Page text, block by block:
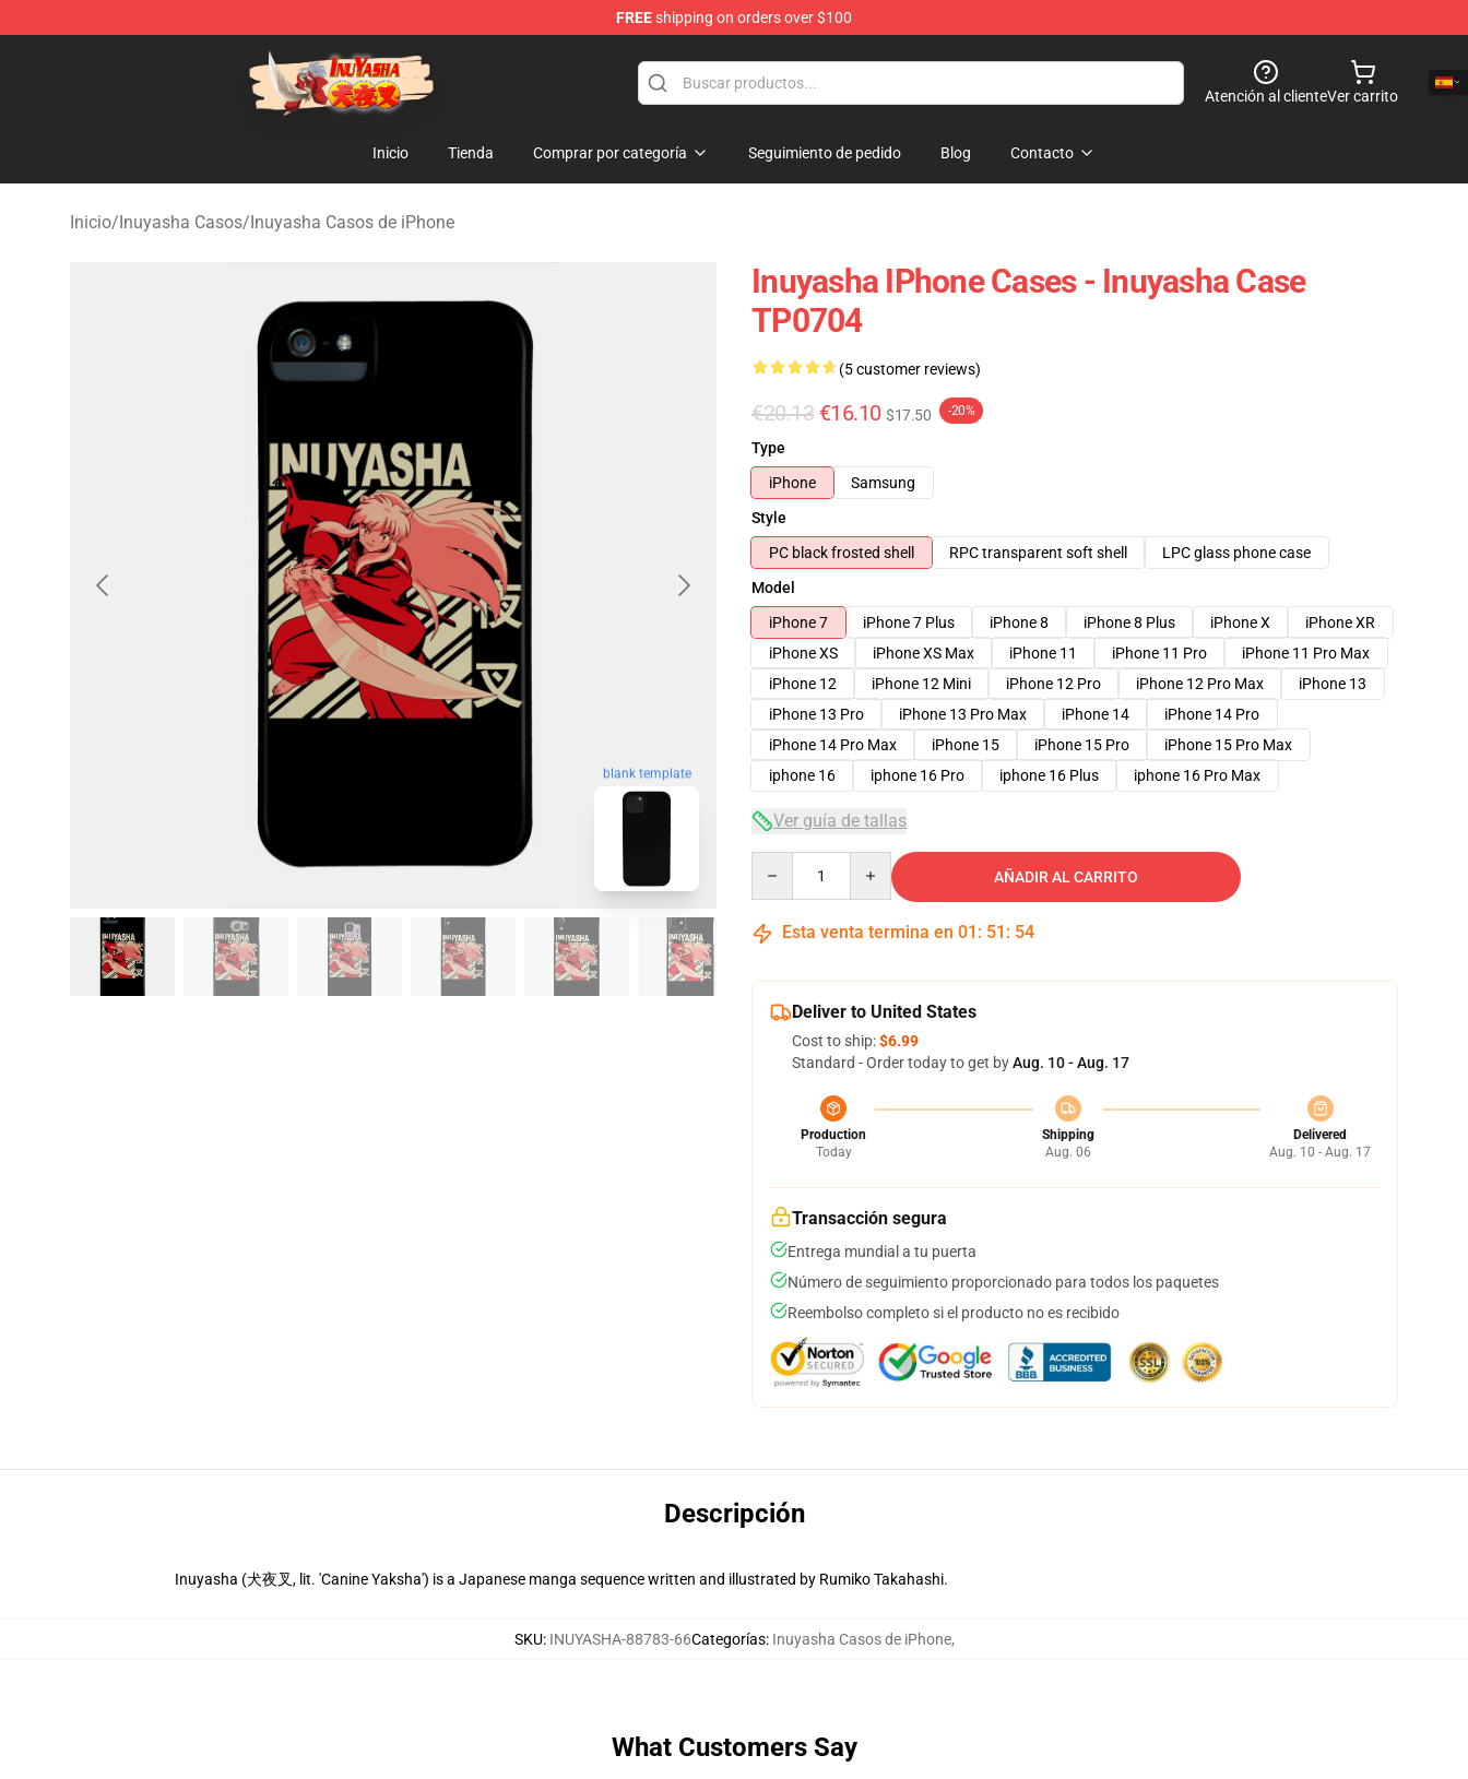
FREEshipping on orders over $100
Inuyasha Store - Official Inuyasha Merchandise Shop
Atención al clienteVer carrito
Inicio Tienda Comprar por categoría Seguimiento de pedido Blog Contacto
Inicio/Inuyasha Casos/Inuyasha Casos de iPhone
blank template
Inuyasha IPhone Cases - Inuyasha Case
TP0704
(5 customer reviews)
€20.13 €16.10 $17.50 -20%
Type
iPhone
Samsung
Style
PC black frosted shell
RPC transparent soft shell
LPC glass phone case
Model
iPhone 7
iPhone 7 Plus iPhone 8 iPhone 8 Plus iPhone X
iPhone XR
iPhone XS
iPhone XS Max iPhone 11 iPhone 11 Pro
iPhone 11 Pro Max
iPhone 12
iPhone 12 Mini iPhone 12 Pro iPhone 12 Pro Max
iPhone 13
iPhone 13 Pro
iPhone 13 Pro Max iPhone 14
iPhone 14 Pro
iPhone 14 Pro Max
iPhone 15 iPhone 15 Pro
iPhone 15 Pro Max
iphone 16
iphone 16 Pro iphone 16 Plus iphone 16 Pro Max
Ver guía de tallas
AÑADIR AL CARRITO
Esta venta termina en 01 : 51 : 53
Deliver to United States
Cost to ship:$6.99
Standard - Order today to get byAug. 10 - Aug. 17
Production
Today
Shipping
Aug. 06
Delivered
Aug. 10 - Aug. 17
Transacción segura
Entrega mundial a tu puerta
Número de seguimiento proporcionado para todos los paquetes
Reembolso completo si el producto no es recibido
Descripción
Inuyasha (犬夜叉, lit. 'Canine Yaksha') is a Japanese manga sequence written and illustrated by Rumiko Takahashi.
SKU: INUYASHA-88783-66Categorías: Inuyasha Casos de iPhone,
What Customers Say